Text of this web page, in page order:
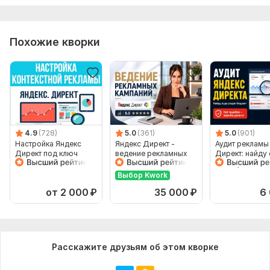
Консультация
Срок выполнения:1 день
Тип: Аудит и оптимизация
Похожие кворки
4.9 (728)
Настройка Яндекс
Директ под ключ
от 2 000 ₽
5.0 (361)
Яндекс Директ -
ведение рекламных
кампаний Поиск, РСЯ
Выбор Kwork
35 000 ₽
5.0 (901)
Аудит
Директ: найду
и дам
6
Расскажите друзьям об этом кворке